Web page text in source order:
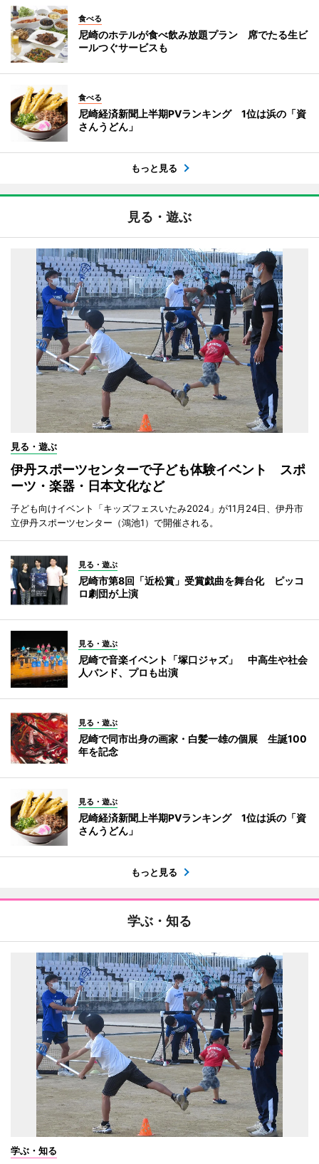
食べる
尼崎のホテルが食べ飲み放題プラン 席でたる生ビ
ールつぐサービスも
食べる
尼崎経済新聞上半期PVランキング 1位は浜の「資
さんうどん」
もっと見る
見る・遊ぶ
見る・遊ぶ
伊丹スポーツセンターで子ども体験イベント スポ
ーツ・楽器・日本文化など
子ども向けイベント「キッズフェスいたみ2024」が11月24日、伊丹市
立伊丹スポーツセンター（鴻池1）で開催される。
見る・遊ぶ
尼崎市第8回「近松賞」受賞戯曲を舞台化 ピッコ
ロ劇団が上演
見る・遊ぶ
尼崎で音楽イベント「塚口ジャズ」 中高生や社会
人バンド、プロも出演
見る・遊ぶ
尼崎で同市出身の画家・白髪一雄の個展 生誕100
年を記念
見る・遊ぶ
尼崎経済新聞上半期PVランキング 1位は浜の「資
さんうどん」
もっと見る
学ぶ・知る
学ぶ・知る